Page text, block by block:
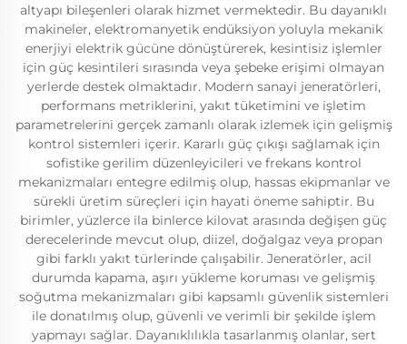
altyapı bileşenleri olarak hizmet vermektedir. Bu dayanıklı
makineler, elektromanyetik endüksiyon yoluyla mekanik
enerjiyi elektrik gücüne dönüştürerek, kesintisiz işlemler
için güç kesintileri sırasında veya şebeke erişimi olmayan
yerlerde destek olmaktadır. Modern sanayi jeneratörleri,
performans metriklerini, yakıt tüketimini ve işletim
parametrelerini gerçek zamanlı olarak izlemek için gelişmiş
kontrol sistemleri içerir. Kararlı güç çıkışı sağlamak için
sofistike gerilim düzenleyicileri ve frekans kontrol
mekanizmaları entegre edilmiş olup, hassas ekipmanlar ve
sürekli üretim süreçleri için hayati öneme sahiptir. Bu
birimler, yüzlerce ila binlerce kilovat arasında değişen güç
derecelerinde mevcut olup, diizel, doğalgaz veya propan
gibi farklı yakıt türlerinde çalışabilir. Jeneratörler, acil
durumda kapama, aşırı yükleme koruması ve gelişmiş
soğutma mekanizmaları gibi kapsamlı güvenlik sistemleri
ile donatılmış olup, güvenli ve verimli bir şekilde işlem
yapmayı sağlar. Dayanıklılıkla tasarlanmış olanlar, sert